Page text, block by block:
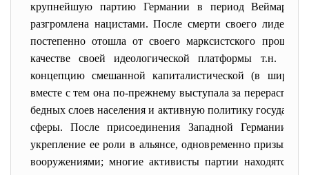
крупнейшую партию Германии в период
разгромлена нацистами. После смерти своего
постепенно отошла от своего марксистского
качестве своей идеологической платформы т.н.
концепцию смешанной капиталистической (в
вместе с тем она по-прежнему выступала за
бедных слоев населения и активную политику
сферы. После присоединения Западной Германии
укрепление ее роли в альянсе, одновременно призывая
вооружениями; многие активисты партии находятся в